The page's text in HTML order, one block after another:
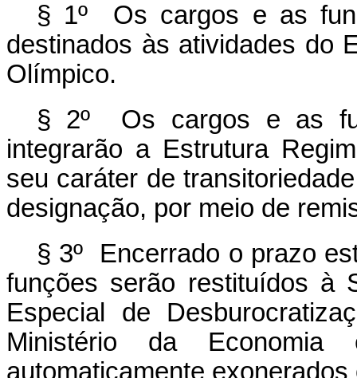
§ 1º Os cargos e as
destinados às atividades do
Olímpico.
§ 2º Os cargos e as
integrarão a Estrutura
seu caráter de
designação, por meio de
§ 3º Encerrado o prazo
funções serão restituídos à
Especial de
Ministério da
automaticamente